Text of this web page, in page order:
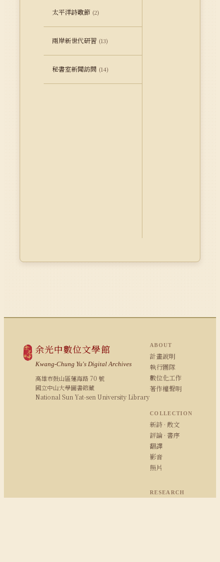
太平洋詩歌節 (2)
兩岸新世代研習 (13)
秘書室新聞訪問 (14)
余光中數位文學館
Kwang-Chung Yu's Digital Archives
高雄市鼓山區蓮海路 70 號
國立中山大學圖書館藏
National Sun Yat-sen University Library
ABOUT
計畫說明
執行團隊
數位化工作
著作權聲明
COLLECTION
新詩 · 散文
評論 · 書序
翻譯
影音
照片
RESEARCH